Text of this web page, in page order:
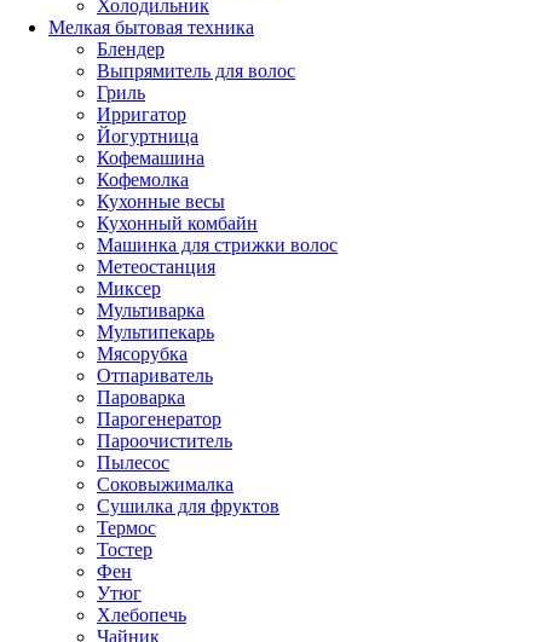
Холодильник
Мелкая бытовая техника
Блендер
Выпрямитель для волос
Гриль
Ирригатор
Йогуртница
Кофемашина
Кофемолка
Кухонные весы
Кухонный комбайн
Машинка для стрижки волос
Метеостанция
Миксер
Мультиварка
Мультипекарь
Мясорубка
Отпариватель
Пароварка
Парогенератор
Пароочиститель
Пылесос
Соковыжималка
Сушилка для фруктов
Термос
Тостер
Фен
Утюг
Хлебопечь
Чайник